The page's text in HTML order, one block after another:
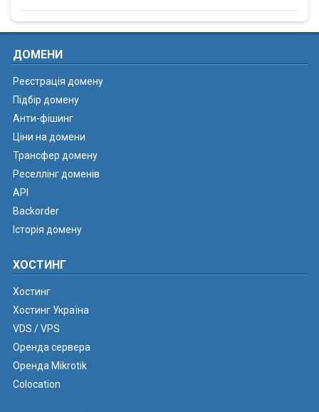
ДОМЕНИ
Реєстрація домену
Підбір домену
Анти-фішинг
Ціни на домени
Трансфер домену
Реселлінг доменів
API
Backorder
Історія домену
ХОСТИНГ
Хостинг
Хостинг Україна
VDS / VPS
Оренда сервера
Оренда Mikrotik
Colocation